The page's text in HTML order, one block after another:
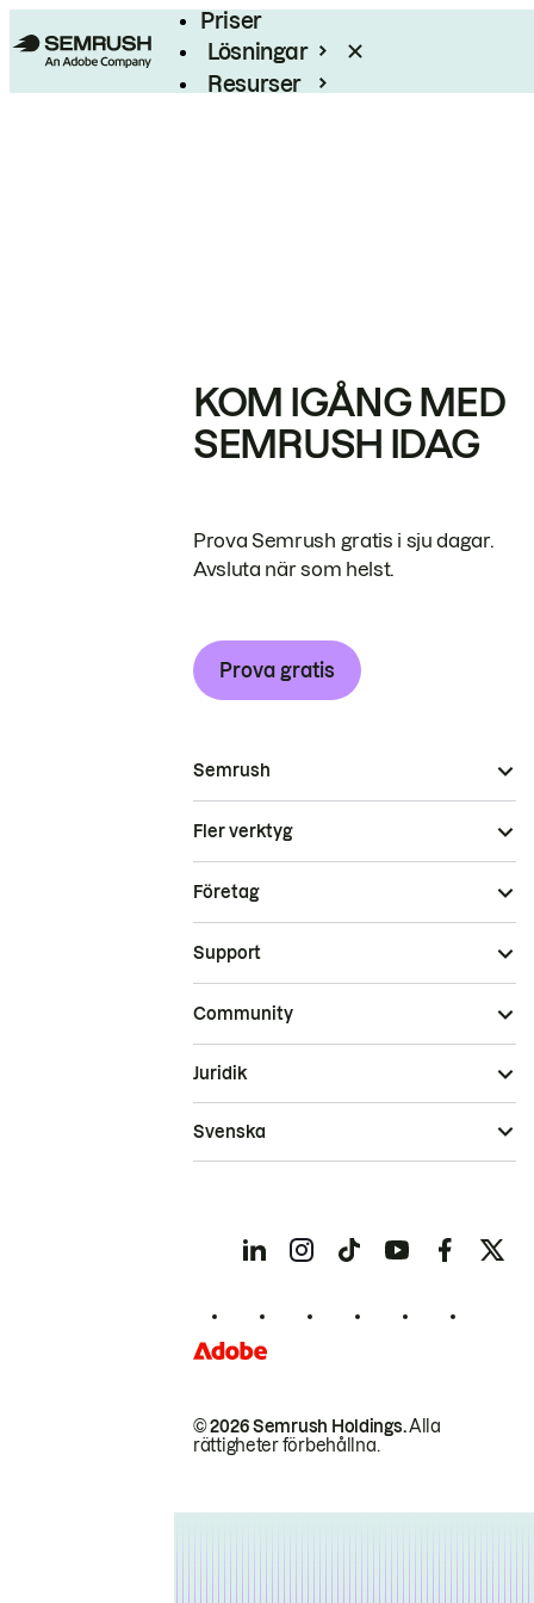
Priser
Lösningar
Resurser
KOM IGÅNG MED
SEMRUSH IDAG
Prova Semrush gratis i sju dagar.
Avsluta när som helst.
Prova gratis
Semrush
Fler verktyg
Företag
Support
Community
© 2026 Semrush Holdings.Alla
rättigheter förbehållna.
Juridik
Svenska